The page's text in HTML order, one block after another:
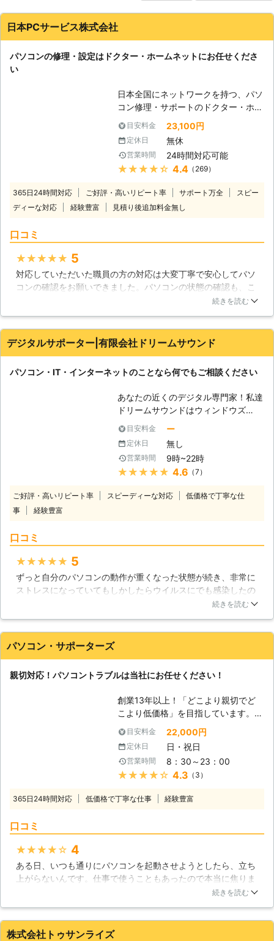
日本PCサービス株式会社
パソコンの修理・設定はドクター・ホームネットにお任せくださ
い
日本全国にネットワークを持つ、パソ
コン修理・サポートのドクター・ホー
ムネット。高品質のサービスが選ばれ
て年間10万件以上のサポート実績が
あります。「起動しない」、「インタ
ーネットが繋がらない」、「ウイルス
に感染した」、「データを誤って削除
を最短即日で駆けつけて、その場で解
決。メーカー・年式問わず、すべての
能です。365日年中無休で、土日祝も
対応！！お気軽にお問い合わせくださ
せる時にちょっとぶつけてしまっただ
けでも故障してしまうことがあり、扱
に清掃を行わないと、埃などが原因で
してしまうこともあるでしょう。しか
し、パソコンに詳しく無い方では、掃
除すら大変でしょうし、誤って部品に
傷を付けてしまえば壊れてしまう恐れ
もあります。また、ノートパソコンは
掃除すること事態が困難な作りとなっ
ておりますので、問題の対処が難しい
でしょう。もし、パソコンの不具合で
目安料金 23,100円
定休日 無休
営業時間 24時間対応可能
★★★★★ 4.4（269）
365日24時間対応 ご好評・高いリピート率 サポート万全
スピー
ディーな対応
経験豊富 見積り後追加料金無し
口コミ
★★★★★ 5
対応していただいた職員の方の対応は大変丁寧で安心してパソ
コンの確認をお願いできました。パソコンの状態の確認も、こ
れから何を確認するのか？どういう問題が起きている可能性が
りました。ありがとうございました。
千葉県 鎌ケ谷市 2026年08月05日
続きを読む
デジタルサポーター|有限会社ドリームサウンド
パソコン・IT・インターネットのことなら何でもご相談ください
あなたの近くのデジタル専門家！私達
ドリームサウンドはウィンドウズ
（Windows)に強い！マック（Mac)に
強い！パソコンに関連するトラブルを
素早く確実に解決いたします。当社ド
リームサウンドはパソコン・ITサポー
ト・修理サービスです。パソコン、ス
きない、故障した、データが消えてし
即日・翌日も対応！緊急トラブル大歓
迎です、お任せください。 【愛され
てここまでこれました】 近年パソコ
手伝ってか、おかげさまでサポート実
愛された事で、これだけの実績を積む
ことが出来たと考えております。ま
た、当社はデータ復旧についても高い
技術力を持つスタッフが在籍しており
ますので、パソコントラブルに広範に
対応可能です。確かな技術力と対応力
でで期待にお応えいたします。
目安料金 ー
定休日 無し
営業時間 9時~22時
★★★★★ 4.6 （7）
ご好評・高いリピート率 スピーディーな対応
低価格で丁寧な仕
事
経験豊富
口コミ
★★★★★ 5
ずっと自分のパソコンの動作が重くなった状態が続き、非常に
ストレスになっていてもしかしたらウイルスにでも感染したの
では？と思い、思いきって修理に出してみました。非常に丁寧
足しています。また何かトラブルがあった時はお願いします
ね。ありがとうございました。
静岡県 沼津市 2016年11月30日
続きを読む
パソコン・サポーターズ
親切対応！パソコントラブルは当社にお任せください！
創業13年以上！「どこより親切でど
こより低価格」を目指しています。高
いリピート率がお客様満足を実証！パ
ソコン修理・データ復旧・各種トラブ
ルなど、パソコンサポートのことなら
「パソコンサポーターズ」におまかせ
下さい！大阪を拠点に大阪・奈良全域
ルはお任せください】 「パソコン・
良、もしくはハードディスクが物理的
に破損してしまっている可能性があり
ます。最近のハードディスクは丈夫に
つくられていますが、大きな衝撃を与
えてしまうことで破損してしまうこと
目安料金 22,000円
定休日 日・祝日
営業時間 8：30～23：00
★★★★★ 4.3 （3）
365日24時間対応 低価格で丁寧な仕事 経験豊富
口コミ
★★★★★ 4
ある日、いつも通りにパソコンを起動させようとしたら、立ち
上がらないんです。仕事で使うこともあったので本当に焦りま
したが、即日対応、低価格ということでこちらにパソコン修理
た。今後も何かあったときは是非こちらを利用したいです。
続きを読む
株式会社トゥサンライズ